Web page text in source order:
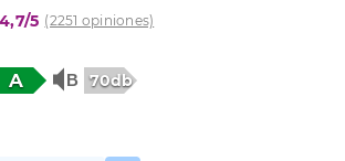
4,7/5 (2251 opiniones)
A 70db